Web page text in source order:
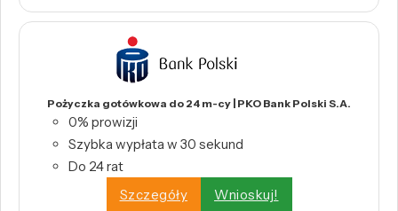
Pożyczka gotówkowa do 24 m-cy | PKO Bank Polski S.A.
0% prowizji
Szybka wypłata w 30 sekund
Do 24 rat
Szczegóły
Wnioskuj!